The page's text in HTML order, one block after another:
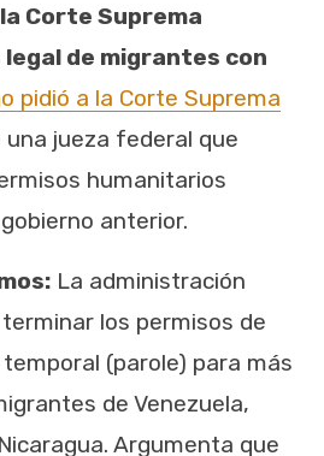
Corte Suprema
de migrantes con
pidió a la Corte Suprema
una jueza federal que
humanitarios
anterior.
La administración
los permisos de
(parole) para más
de Venezuela,
Argumenta que